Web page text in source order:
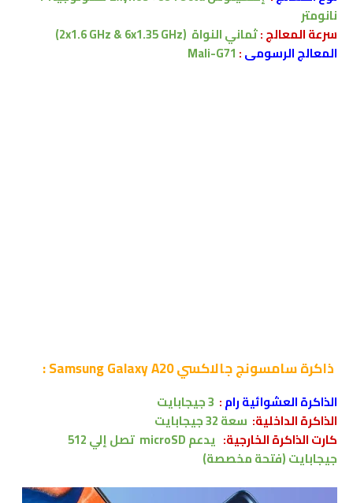
نانومتر
سرعة المعالج :ثماني النواة (2x1.6 GHz & 6x1.35 GHz)
المعالج الرسومى:
Mali-G71
ذاكرةسامسونج جالاكسي Samsung Galaxy A20 :
الذاكرة العشوائية رام: 3 جيجابايت
الذاكرة الداخلية: سعة32 جيجابايت
كارت الذاكرة الخارجية: يدعمmicroSD
تصل إلي 512
جيجابايت(فتحة مخصصة)